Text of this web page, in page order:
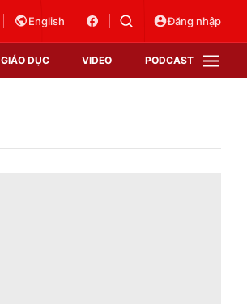
English Đăng nhập
GIÁO DỤC VIDEO PODCAST
VTV Sức khoẻ